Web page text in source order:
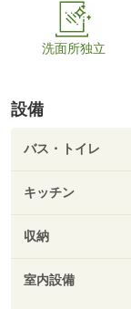
洗面所独立
設備
バス・トイレ
キッチン
収納
室内設備